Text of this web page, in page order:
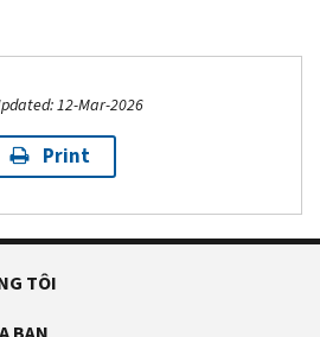
12-Mar-2026
Print
TÔI